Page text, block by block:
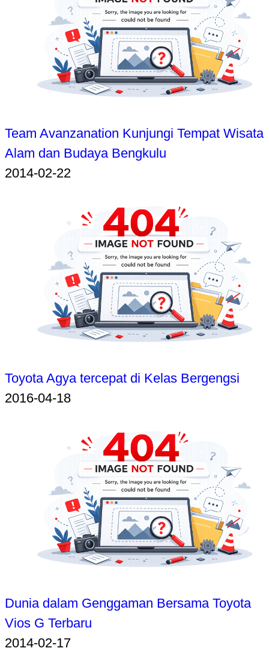
Team Avanzanation Kunjungi Tempat Wisata
Alam dan Budaya Bengkulu
2014-02-22
Toyota Agya tercepat di Kelas Bergengsi
2016-04-18
Dunia dalam Genggaman Bersama Toyota
Vios G Terbaru
2014-02-17